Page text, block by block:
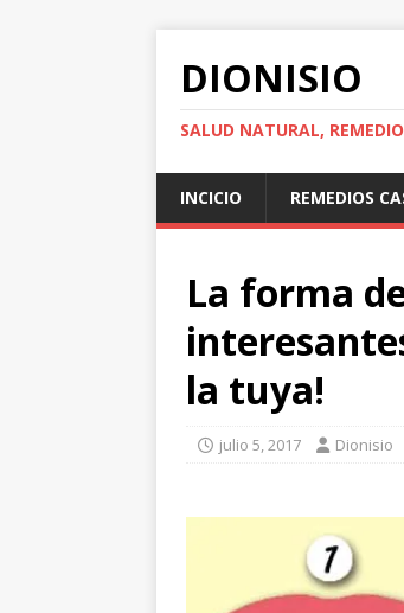
DIONISIO
SALUD NATURAL,
INCICIO REMEDIOS
La forma
la tuya!
julio 5, 2017 Dionisio